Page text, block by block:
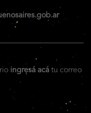
ingresá acá tu correo